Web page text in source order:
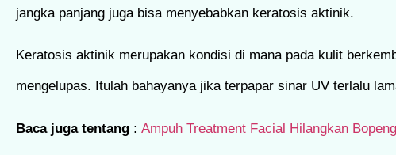
jangka panjang juga bisa menyebabkan keratosis aktinik.
Keratosis aktinik merupakan kondisi di mana pada kulit
mengelupas. Itulah bahayanya jika terpapar sinar UV terlalu
Baca juga tentang : Ampuh Treatment Facial Hilangkan